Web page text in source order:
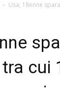
Usa, 18enne
cui